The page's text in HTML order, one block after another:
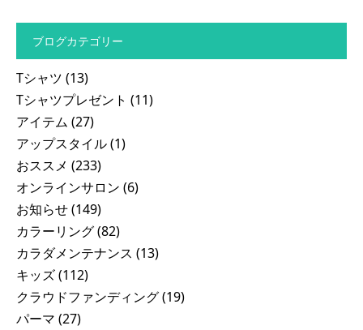
ブログカテゴリー
Tシャツ (13)
Tシャツプレゼント (11)
アイテム (27)
アップスタイル(1)
おススメ (233)
オンラインサロン (6)
お知らせ(149)
カラーリング(82)
カラダメンテナンス (13)
キッズ(112)
クラウドファンディング(19)
パーマ (27)